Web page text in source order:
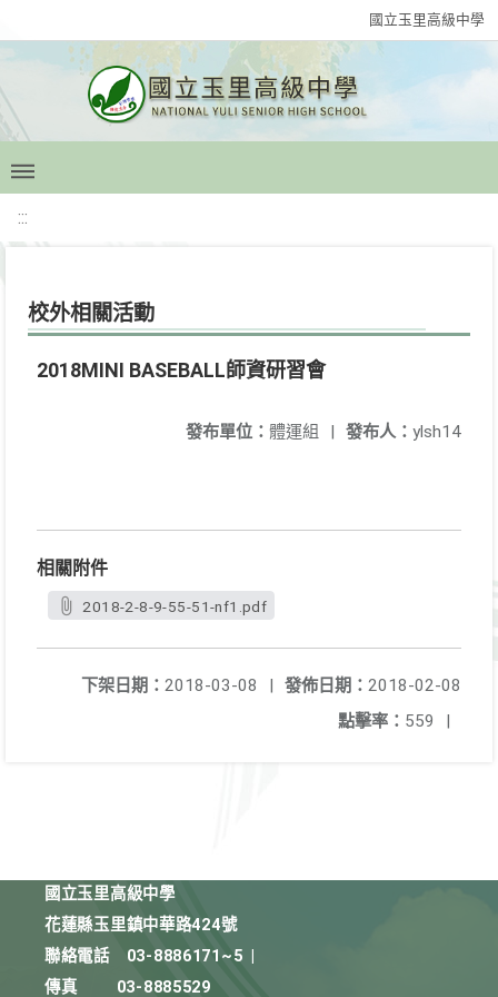
國立玉里高級中學
:::
校外相關活動
2018MINI BASEBALL師資研習會
發布人： ylsh14
發布單位： 體運組 |
相關附件
2018-2-8-9-55-51-nf1.pdf
發佈日期： 2018-02-08
下架日期： 2018-03-08
|
點擊率： 559 |
國立玉里高級中學
花蓮縣玉里鎮中華路424號
聯絡電話
03-8886171~5
傳真
03-8885529